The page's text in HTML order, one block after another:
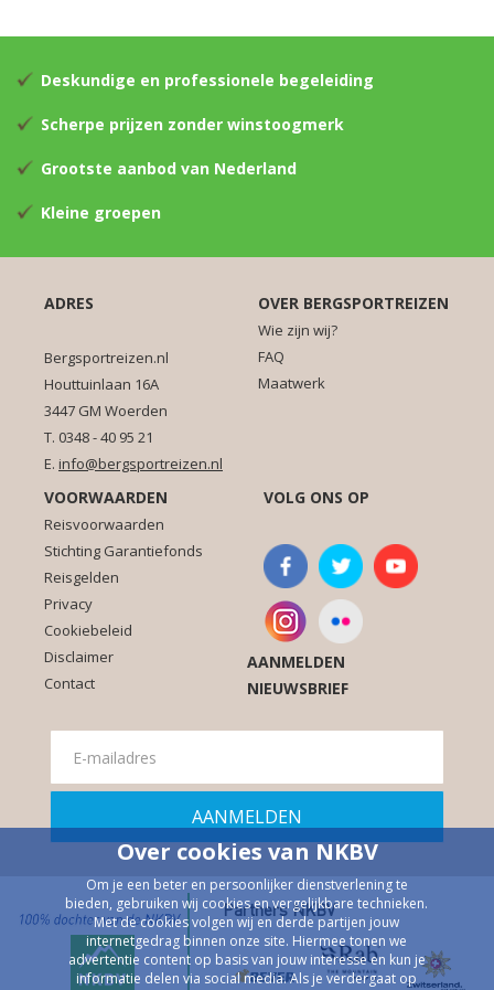
Deskundige en professionele begeleiding
Scherpe prijzen zonder winstoogmerk
Grootste aanbod van Nederland
Kleine groepen
ADRES
Bergsportreizen.nl
Houttuinlaan 16A
3447 GM Woerden
T. 0348 - 40 95 21
E. info@bergsportreizen.nl
OVER BERGSPORTREIZEN
Wie zijn wij?
FAQ
Maatwerk
VOORWAARDEN
Reisvoorwaarden
Stichting Garantiefonds
Reisgelden
Privacy
Cookiebeleid
Disclaimer
Contact
VOLG ONS OP
AANMELDEN
NIEUWSBRIEF
Partners NKBV
Over cookies van NKBV
Om je een beter en persoonlijker dienstverlening te
bieden, gebruiken wij cookies en vergelijkbare technieken.
Met de cookies volgen wij en derde partijen jouw
internetgedrag binnen onze site. Hiermee tonen we
advertentie content op basis van jouw interesse en kun je
informatie delen via social media. Als je verdergaat op